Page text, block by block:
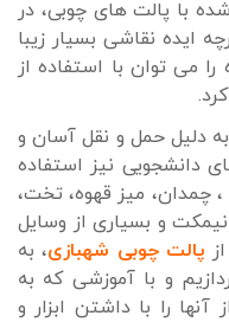
با پالت های چوبی، در
ایده نقاشی بسیار زیبا
می توان با استفاده از
دلیل حمل و نقل آسان و
دانشجویی نیز استفاده
چمدان، میز قهوه، تخت،
و بسیاری از وسایل
پالت چوبی شهبازی، به
و با آموزشی که به
را با داشتن ابزار و